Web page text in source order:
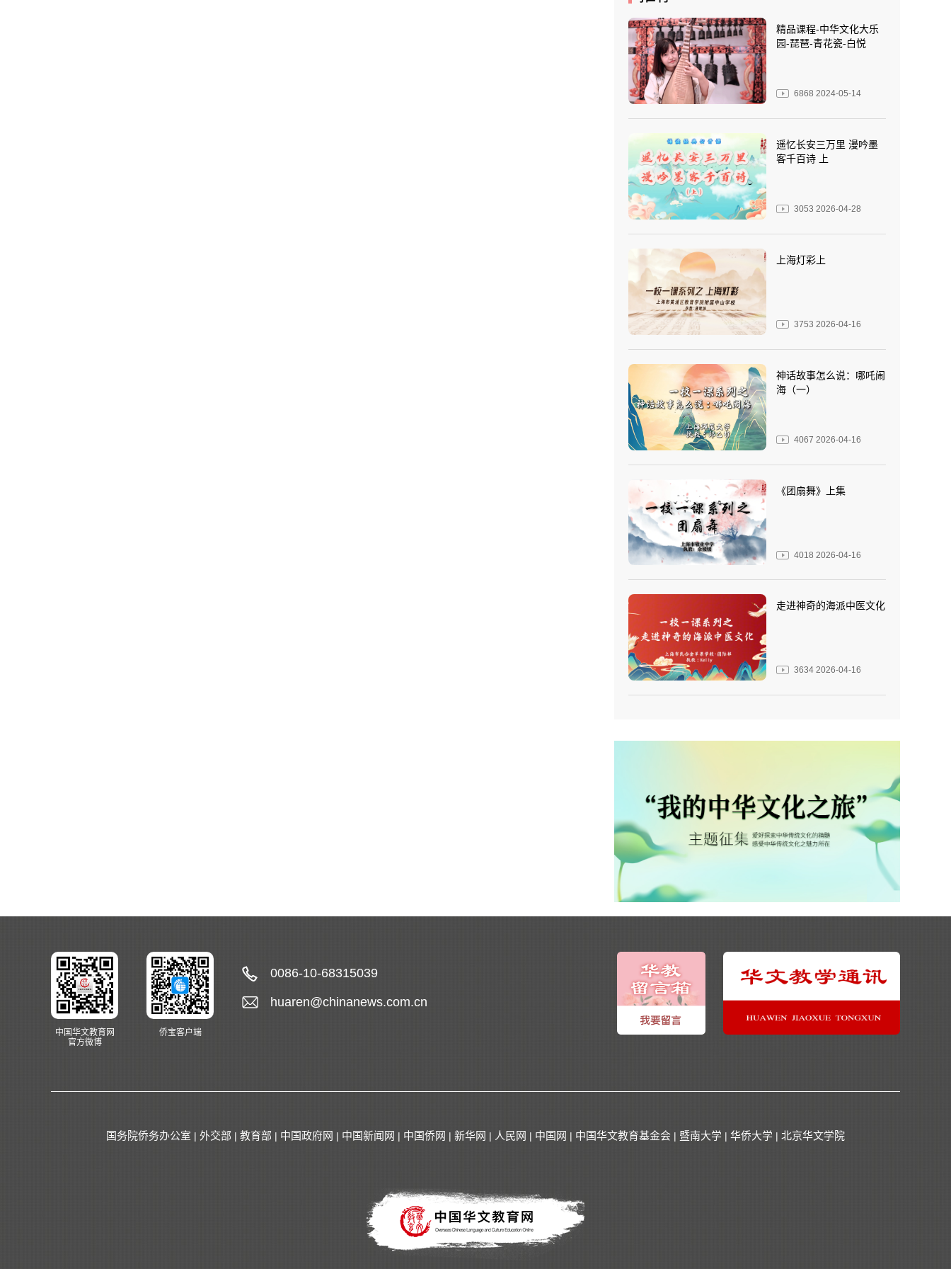
精品课程-中华文化大乐
园-琵琶-青花瓷-白悦
6868 2024-05-14
遥忆长安三万里 漫吟墨
客千百诗 上
3053 2026-04-28
上海灯彩上
3753 2026-04-16
神话故事怎么说：哪吒闹
海（一）
4067 2026-04-16
《团扇舞》上集
4018 2026-04-16
走进神奇的海派中医文化
3634 2026-04-16
中国华文教育网
官方微博
侨宝客户端
0086-10-68315039
huaren@chinanews.com.cn
国务院侨务办公室 | 外交部 | 教育部 | 中国政府网 | 中国新闻网 | 中国侨网 | 新华网 | 人民网 | 中国网 | 中国华文教育基金会 | 暨南大学 | 华侨大学 | 北京华文学院